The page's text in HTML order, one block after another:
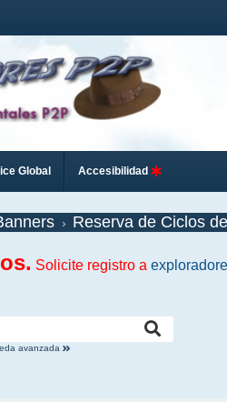
Global Accesibilidad
Reserva de Ciclos
Solicite registro a
avanzada